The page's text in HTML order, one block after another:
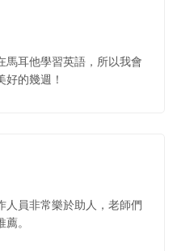
馬耳他學習英語，所以我會
好的幾週！
人員非常樂於助人，老師們
。